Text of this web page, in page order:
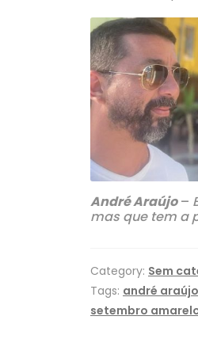
André Araújo–
mas que tem a
Category: Sem
Tags: andré araújo
setembro